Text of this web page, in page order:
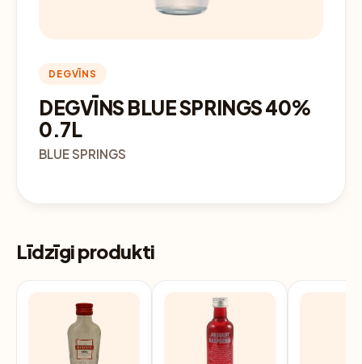
DEGVĪNS
DEGVĪNS BLUE SPRINGS 40%
0.7L
BLUE SPRINGS
Līdzīgi produkti